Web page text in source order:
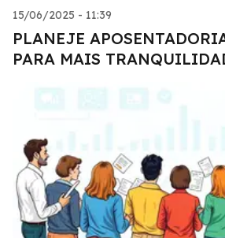
15/06/2025 - 11:39
PLANEJE
PARA MAIS